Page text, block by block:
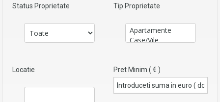
Status Proprietate Tip Proprietate
Locatie Pret Minim ( € )